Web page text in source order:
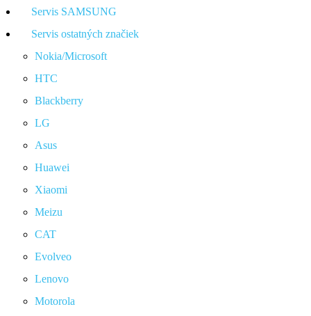
Servis SAMSUNG
Servis ostatných značiek
Nokia/Microsoft
HTC
Blackberry
LG
Asus
Huawei
Xiaomi
Meizu
CAT
Evolveo
Lenovo
Motorola